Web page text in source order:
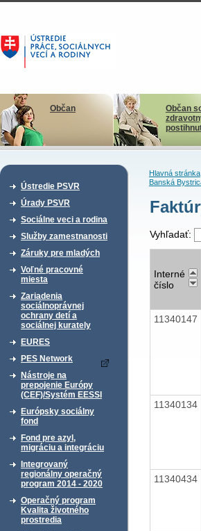
Občan
Občan
Ústredie PSVR
Úrady PSVR
Sociálne veci a rodina
Služby zamestnanosti
Záruky pre mladých
Voľné pracovné
miesta
Zariadenia
sociálnoprávnej
ochrany detí a
sociálnej kurately
EURES
PES Network
Nástroje na
prepojenie Európy
(CEF)/Systém EESSI
Európsky sociálny
fond
Fond pre azyl,
migráciu a integráciu
Integrovaný
regionálny operačný
program 2014 - 2020
Operačný program
Kvalita životného
prostredia
Hlavná stránka
Banská
Vyhľadať:
Interné
číslo
11340147
11340134
11340434